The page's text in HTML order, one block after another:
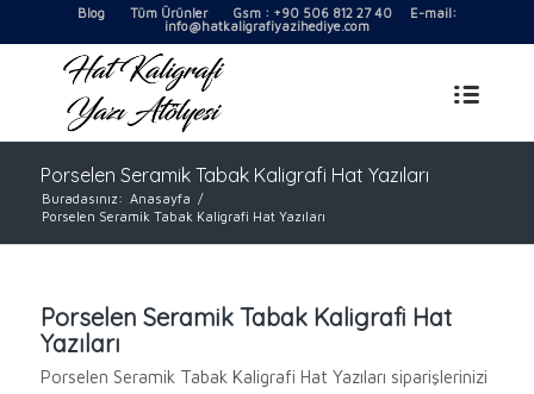
Blog Tüm ÜrünlerGsm : +90 506 812 27 40 E-mail:
info@hatkaligrafiyazihediye.com
Porselen Seramik Tabak Kaligrafi Hat Yazıları
Buradasınız: Anasayfa /
Porselen Seramik Tabak Kaligrafi Hat Yazıları
Porselen Seramik Tabak Kaligrafi Hat
Yazıları
Porselen Seramik Tabak Kaligrafi Hat Yazıları siparişlerinizi